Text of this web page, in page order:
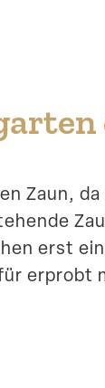
Zaun,
erst
erprobt